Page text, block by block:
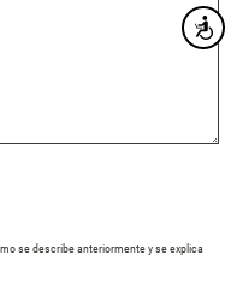
se describe anteriormente y se explica